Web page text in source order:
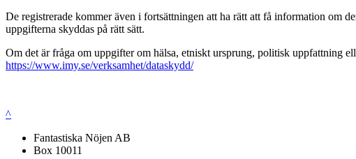
De registrerade kommer även i fortsättningen att ha rätt att få information om
uppgifterna skyddas på rätt sätt.
Om det är fråga om uppgifter om hälsa, etniskt ursprung, politisk uppfattning
https://www.imy.se/verksamhet/dataskydd/
^
Fantastiska Nöjen AB
Box 10011